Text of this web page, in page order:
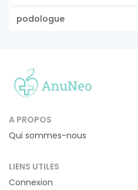
podologue
A PROPOS
Qui sommes-nous
LIENS UTILES
Connexion